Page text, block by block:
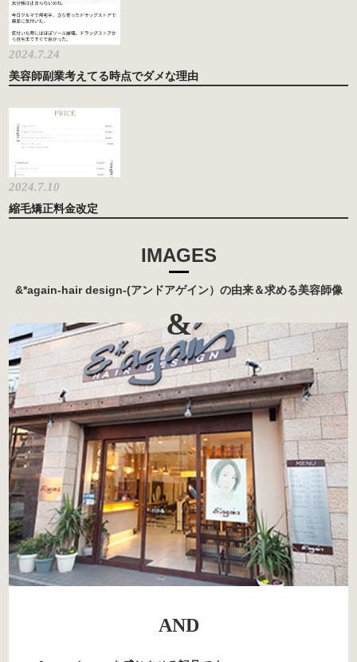
2024.7.24
美容師副業考えてる時点でダメな理由
2024.7.10
縮毛矯正料金改定
IMAGES
&*again-hair design-(アンドアゲイン）の由来＆求める美容師像
&
AND